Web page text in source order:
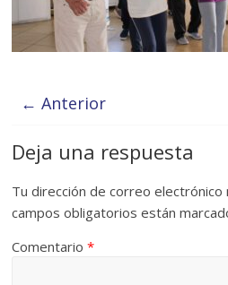
← Anterior
Deja una respuesta
Tu dirección de correo electrónico
campos obligatorios están
Comentario*